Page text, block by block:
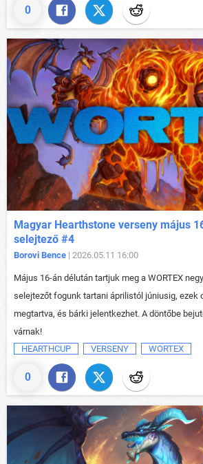
0
0
Magyar Hearthstone verseny május
selejtező #4
Borovi Bence | 2026.05.11 16:00
Május 16-án délután tartjuk meg a WORTEX
selejtezőt fogunk tartani áprilistól júniusig, ezek
megtartva, és bárki jelentkezhet. A döntőbe
várnak!
HEARTHCUP
VERSENY WORTEX